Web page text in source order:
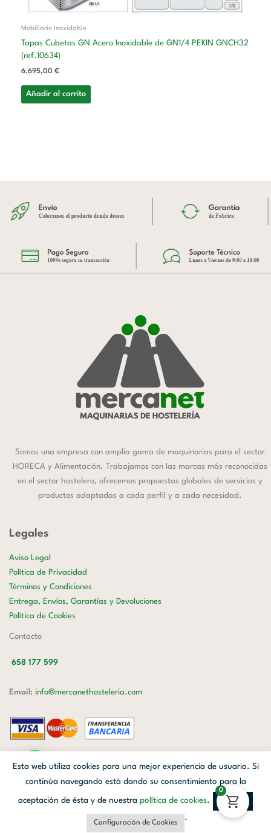
Mobiliario Inoxidable
Tapas Cubetas GN Acero Inoxidable de GN1/4 PEKIN GNCH32
(ref.10634)
6.695,00 €
Añadir al carrito
Somos una empresa con amplia gama de maquinarias para el sector
HORECA y Alimentación. Trabajamos con las marcas más reconocidas
en el sector hostelero, ofrecemos propuestas globales de servicios y
productos adaptadas a cada perfil y a cada necesidad.
Legales
Aviso Legal
Política de Privacidad
Términos y Condiciones
Entrega, Envíos, Garantías y Devoluciones
Política de Cookies
Contacto
658 177 599
Email: info@mercanethosteleria.com
Mercanet © 2026.| Diseñado porAvanzada Digital| Webmaster
Facebook Linkedin Instagram
Esta web utiliza cookies para una mejor experiencia de usuario. Si
continúa navegando está dando su consentimiento para la
aceptación de ésta y de nuestra política de cookies. Aceptar
Configuración de Cookies `
0